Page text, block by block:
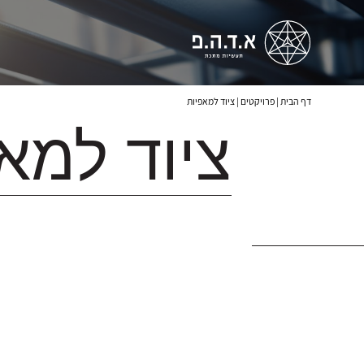
דף הבית | פרויקטים | ציוד למאפיות
ציוד